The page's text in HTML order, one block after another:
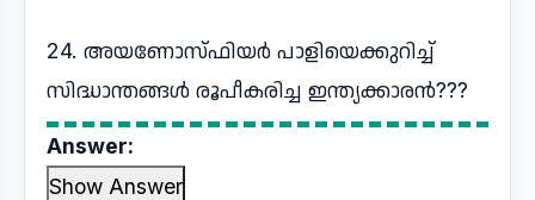
24. അയണോസ്ഫിയർ പാളിയെക്കുറിച്ച്
സിദ്ധാന്തങ്ങൾ രൂപീകരിച്ച ഇന്ത്യക്കാരൻ???
Answer:
Show Answer